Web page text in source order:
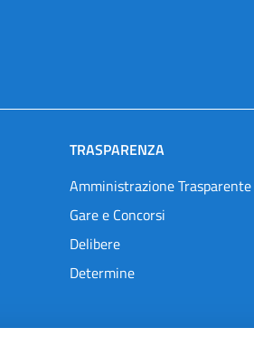
TRASPARENZA
Amministrazione Trasparente
Gare e Concorsi
Delibere
Determine